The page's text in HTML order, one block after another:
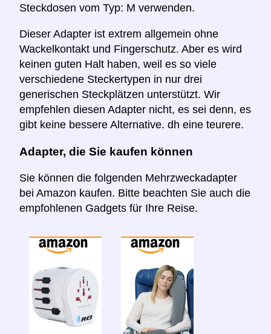
Steckdosen vom Typ: M verwenden.
Dieser Adapter ist extrem allgemein ohne
Wackelkontakt und Fingerschutz. Aber es wird
keinen guten Halt haben, weil es so viele
verschiedene Steckertypen in nur drei
generischen Steckplätzen unterstützt. Wir
empfehlen diesen Adapter nicht, es sei denn, es
gibt keine bessere Alternative. dh eine teurere.
Adapter, die Sie kaufen können
Sie können die folgenden Mehrzweckadapter
bei Amazon kaufen. Bitte beachten Sie auch die
empfohlenen Gadgets für Ihre Reise.